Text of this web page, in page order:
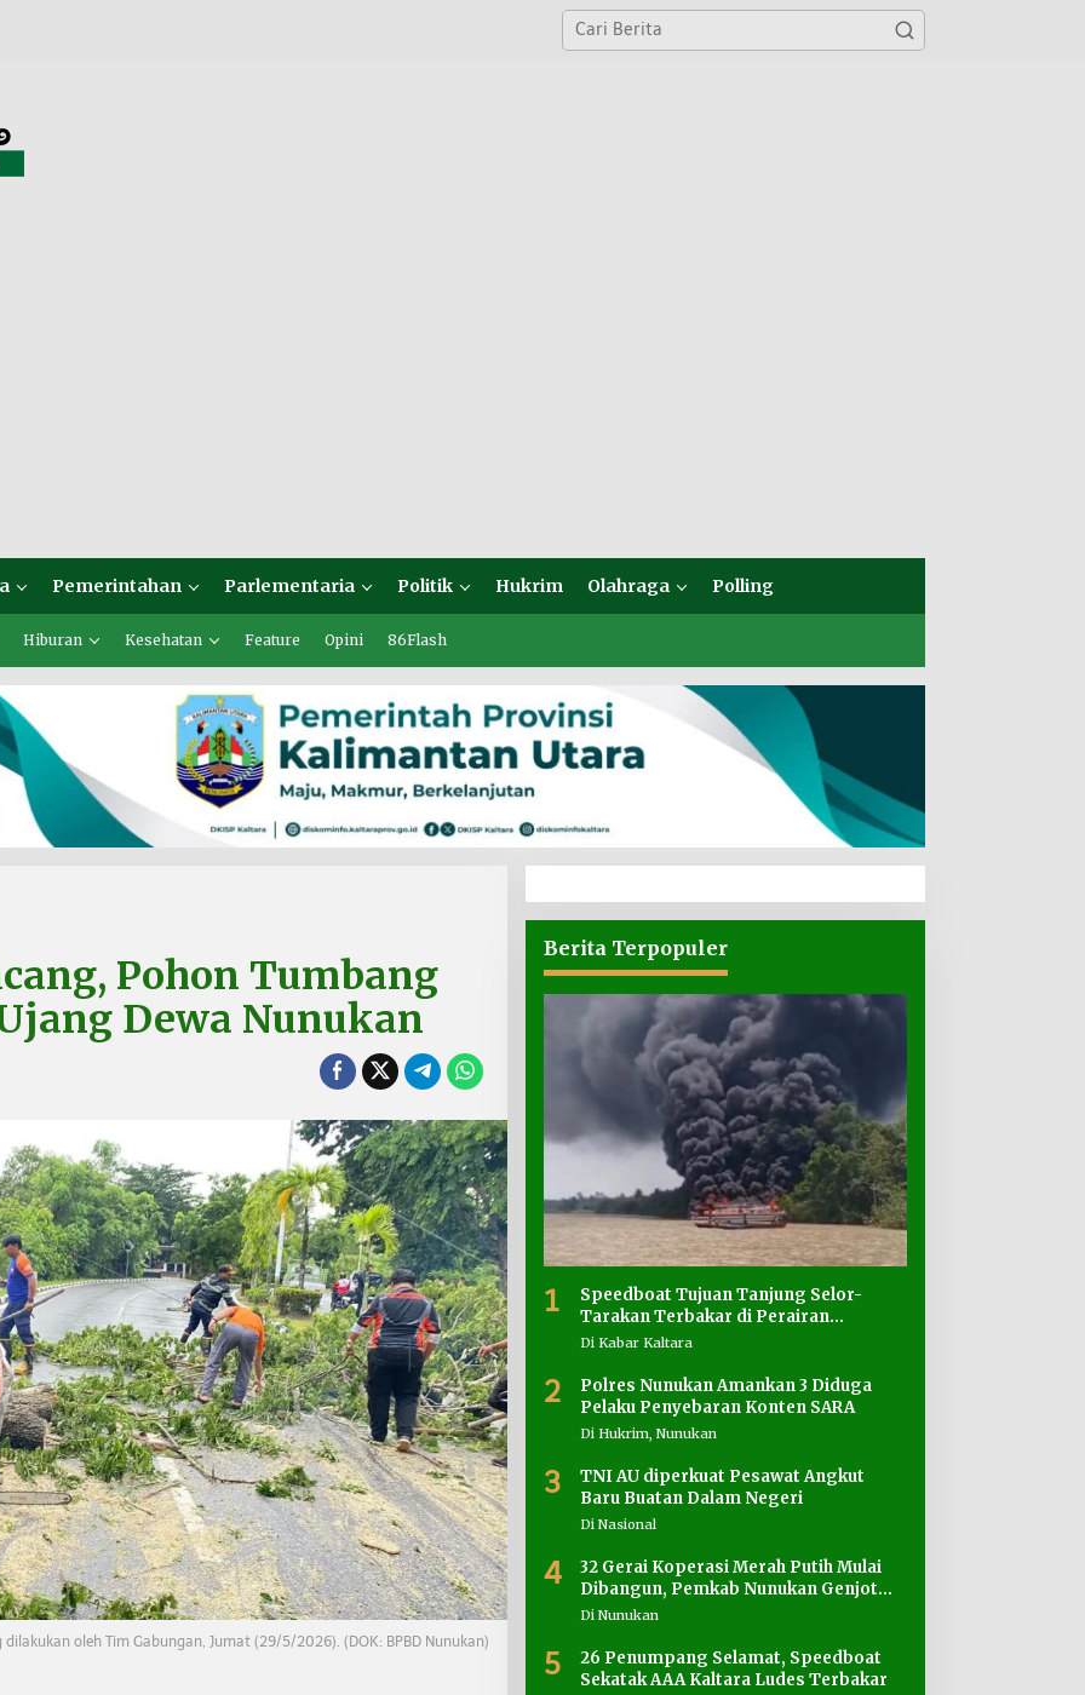
Pemerintahan Parlementaria Politik Hukrim Olahraga Polling
Hiburan Kesehatan Feature Opini 86Flash
Pohon Tumbang
Dewa Nunukan
oleh Tim Gabungan, Jumat (29/5/2026). (DOK: BPBD Nunukan)
Berita Terpopuler
1
Speedboat Tujuan Tanjung Selor-
Tarakan Terbakar di Perairan
Salimbatu
Di Kabar Kaltara
2
Polres Nunukan Amankan 3 Diduga
Pelaku Penyebaran Konten SARA
Di Hukrim, Nunukan
3
TNI AU diperkuat Pesawat Angkut
Baru Buatan Dalam Negeri
Di Nasional
4
32 Gerai Koperasi Merah Putih Mulai
Dibangun, Pemkab Nunukan Genjot
Penyediaan Lahan
Di Nunukan
5
26 Penumpang Selamat, Speedboat
Sekatak AAA Kaltara Ludes Terbakar